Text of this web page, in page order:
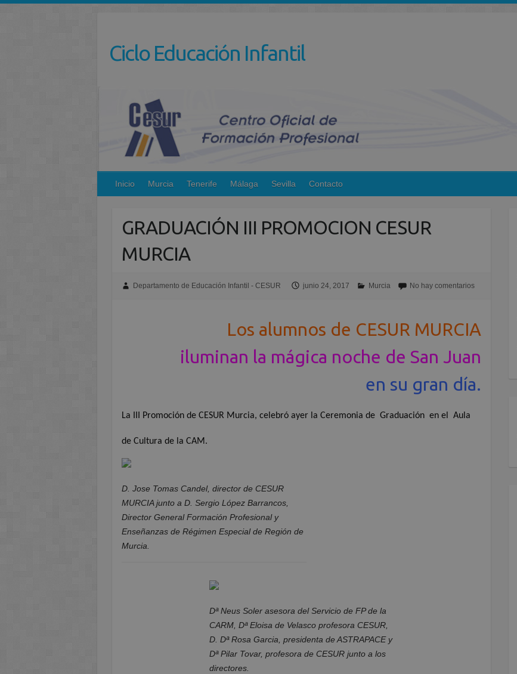
Ciclo Educación Infantil
Inicio Murcia Tenerife Málaga Sevilla Contacto
GRADUACIÓN III PROMOCION CESUR
MURCIA
Departamento de Educación Infantil - CESUR junio 24, 2017 Murcia No hay comentarios
Los alumnos de CESUR MURCIA
iluminan la mágica noche de San Juan
en su gran día.
La III Promoción de CESUR Murcia, celebró ayer la Ceremonia de Graduación en el Aula
de Cultura de la CAM.
D. Jose Tomas Candel, director de CESUR
MURCIA junto a D. Sergio López Barrancos,
Director General Formación Profesional y
Enseñanzas de Régimen Especial de Región de
Murcia.
Dª Neus Soler asesora del Servicio de FP de la
CARM, Dª Eloisa de Velasco profesora CESUR,
D. Dª Rosa Garcia, presidenta de ASTRAPACE y
Dª Pilar Tovar, profesora de CESUR junto a los
directores.